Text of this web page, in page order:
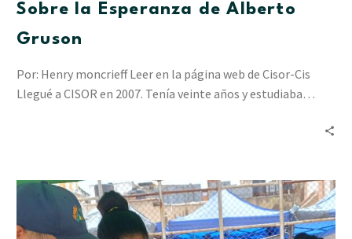
Sobre la Esperanza de Alberto
Gruson
Por: Henry moncrieff Leer en la página web de Cisor-Cis
Llegué a CISOR en 2007. Tenía veinte años y estudiaba…
“Resiliencia
en
Acción”